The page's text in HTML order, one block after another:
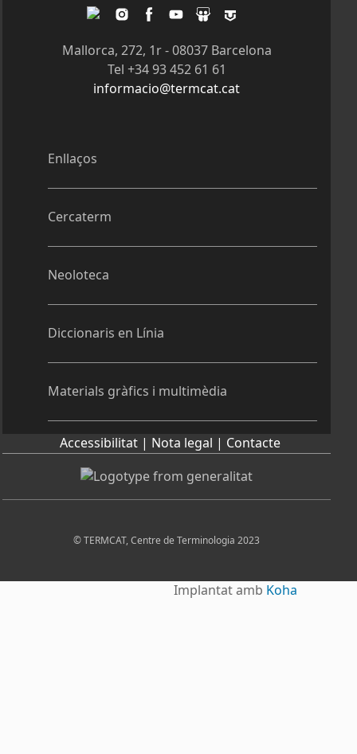
Enllaços
Cercaterm
Neoloteca
Diccionaris en Línia
Materials gràfics i multimèdia
Mallorca, 272, 1r - 08037 Barcelona
Tel +34 93 452 61 61
informacio@termcat.cat
Accessibilitat | Nota legal | Contacte
© TERMCAT, Centre de Terminologia 2023
Implantat amb Koha